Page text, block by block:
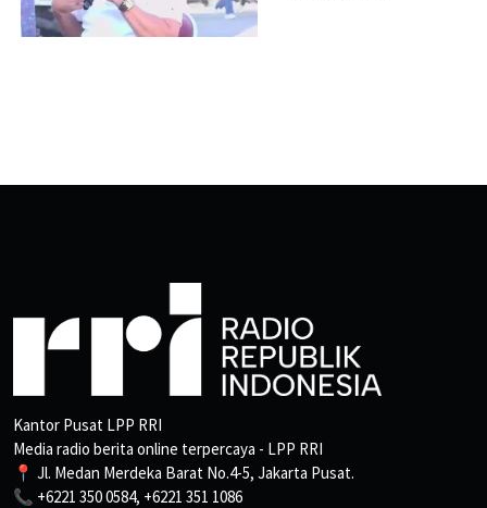
Kantor Pusat LPP RRI
Media radio berita online terpercaya - LPP RRI
📍 Jl. Medan Merdeka Barat No.4-5, Jakarta Pusat.
📞 +6221 350 0584, +6221 351 1086